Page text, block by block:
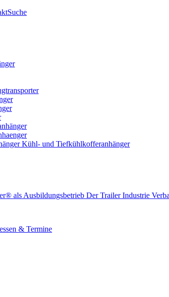
Suche
Kühl- und Tiefkühlkofferanhänger
als Ausbildungsbetrieb Der Trailer Industrie
& Termine